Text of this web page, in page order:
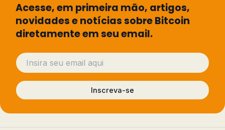
Acesse, em primeira mão, artigos,
novidades e notícias sobre Bitcoin
diretamente em seu email.
Inscreva-se